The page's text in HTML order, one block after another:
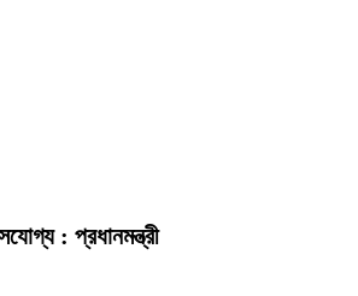
: প্রধানমন্ত্রী